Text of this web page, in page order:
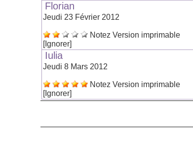
Florian
Jeudi 23 Février 2012
Notez Version imprimable
[Ignorer]
Iulia
Jeudi 8 Mars 2012
Notez Version imprimable
[Ignorer]